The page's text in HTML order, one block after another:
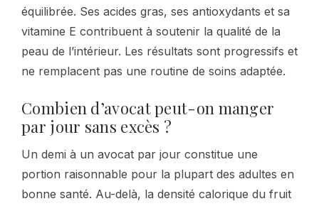
équilibrée. Ses acides gras, ses antioxydants et sa
vitamine E contribuent à soutenir la qualité de la
peau de l’intérieur. Les résultats sont progressifs et
ne remplacent pas une routine de soins adaptée.
Combien d’avocat peut-on manger
par jour sans excès ?
Un demi à un avocat par jour constitue une
portion raisonnable pour la plupart des adultes en
bonne santé. Au-delà, la densité calorique du fruit